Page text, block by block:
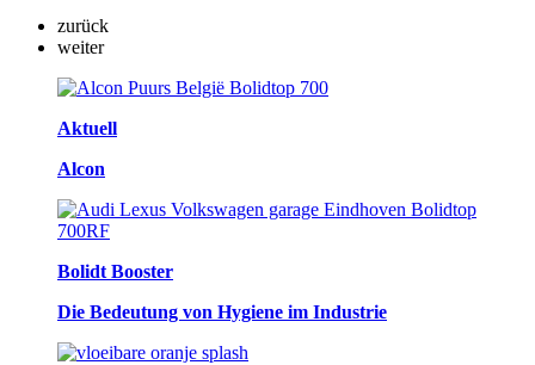
zurück
weiter
Aktuell
Alcon
Bolidt Booster
Die Bedeutung von Hygiene im Industrie